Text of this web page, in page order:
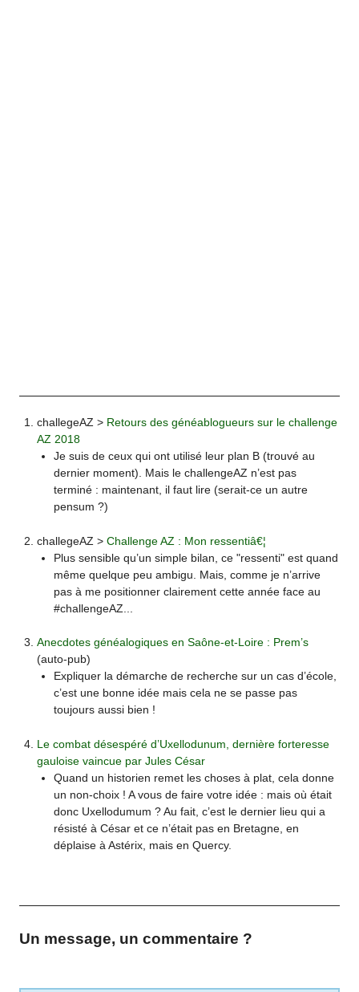
challegeAZ > Retours des généablogueurs sur le challenge
AZ 2018
Je suis de ceux qui ont utilisé leur plan B (trouvé au
dernier moment). Mais le challengeAZ n’est pas
terminé : maintenant, il faut lire (serait-ce un autre
pensum ?)
challegeAZ > Challenge AZ : Mon ressentiâ€¦
Plus sensible qu’un simple bilan, ce "ressenti" est quand
même quelque peu ambigu. Mais, comme je n’arrive
pas à me positionner clairement cette année face au
#challengeAZ...
Anecdotes généalogiques en Saône-et-Loire : Prem’s
(auto-pub)
Expliquer la démarche de recherche sur un cas d’école,
c’est une bonne idée mais cela ne se passe pas
toujours aussi bien !
Le combat désespéré d’Uxellodunum, dernière forteresse
gauloise vaincue par Jules César
Quand un historien remet les choses à plat, cela donne
un non-choix ! A vous de faire votre idée : mais où était
donc Uxellodumum ? Au fait, c’est le dernier lieu qui a
résisté à César et ce n’était pas en Bretagne, en
déplaise à Astérix, mais en Quercy.
Un message, un commentaire ?